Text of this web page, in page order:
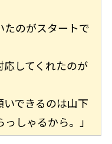
たのがスタートで
応してくれたのが
いできるのは山下
しゃるから。」